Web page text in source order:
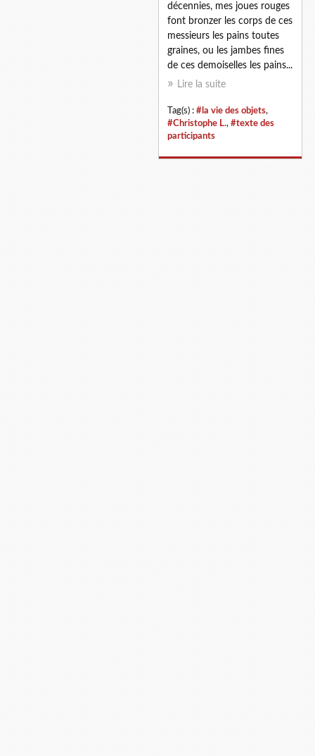
décennies, mes joues rouges
font bronzer les corps de ces
messieurs les pains toutes
graines, ou les jambes fines
de ces demoiselles les pains...
Lire la suite
Tag(s) : #la vie des objets,
#Christophe L., #texte des
participants